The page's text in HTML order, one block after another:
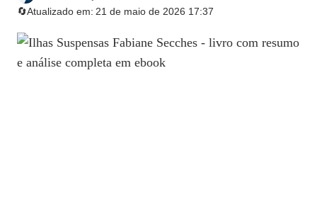
🔄Atualizado em: 21 de maio de 2026 17:37